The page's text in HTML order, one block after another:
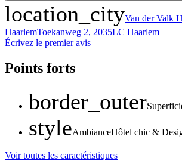
location_cityVan der Valk
HaarlemToekanweg 2, 2035LC Haarlem
Écrivez le premier avis
Points forts
border_outer
styleAmbianceHôtel chic &
Voir toutes les caractéristiques